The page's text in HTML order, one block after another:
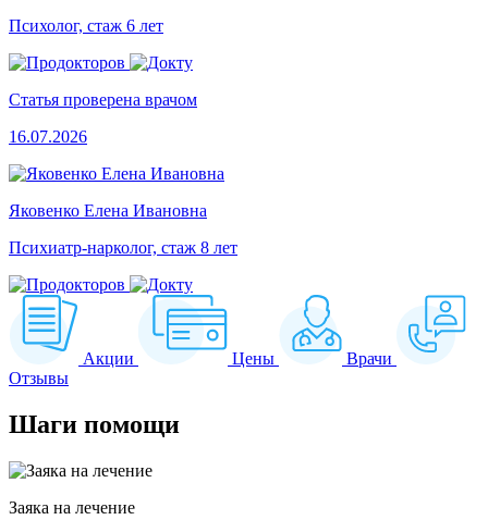
Психолог, стаж 6 лет
Статья проверена врачом
16.07.2026
Яковенко Елена Ивановна
Психиатр-нарколог, стаж 8 лет
Акции Цены
Врачи
Отзывы
Шаги помощи
Заяка на лечение